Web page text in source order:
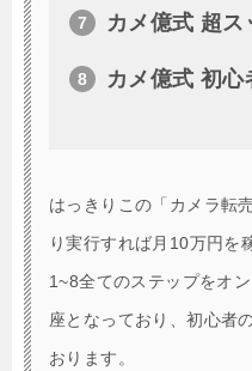
カメ億式 超
カメ億式 初
はっきりこの「カメラ転
り実行すれば月10万円を
1~8全てのステップをオ
座となっており、初心者
おります。